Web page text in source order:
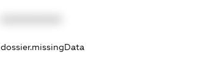
dossier.missingData